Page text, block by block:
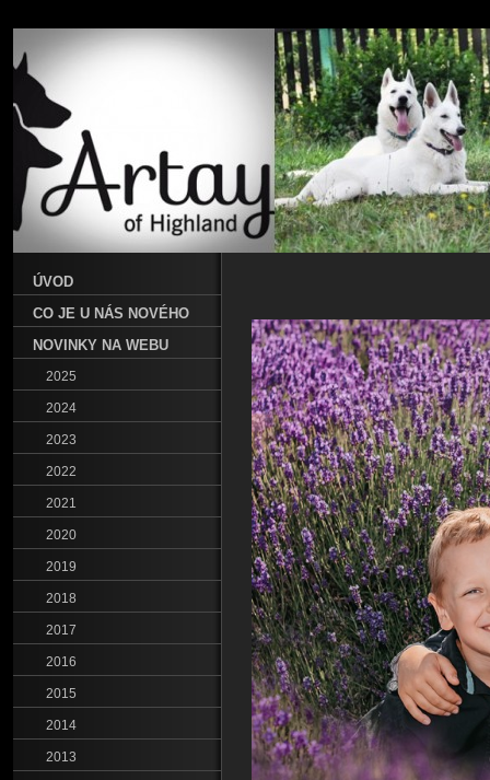
ÚVOD
CO JE U NÁS NOVÉHO
NOVINKY NA WEBU
2025
2024
2023
2022
2021
2020
2019
2018
2017
2016
2015
2014
2013